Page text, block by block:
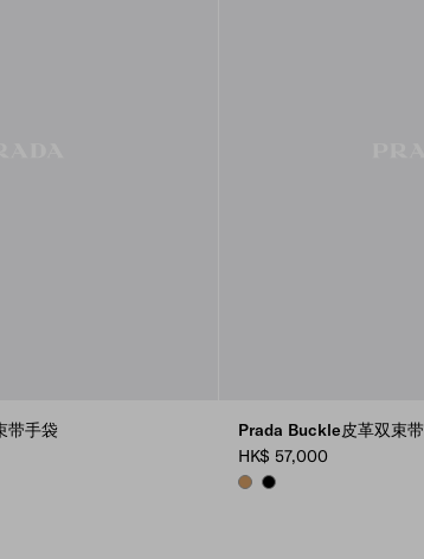
带手袋
Prada Buckle皮革双束
HK$ 57,000
CARAMEL
BLACK